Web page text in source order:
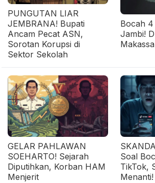
PUNGUTAN LIAR
JEMBRANA! Bupati
Ancam Pecat ASN,
Sorotan Korupsi di
Sektor Sekolah
Bocah 4
Jambi!
GELAR PAHLAWAN
SOEHARTO! Sejarah
Diputihkan, Korban HAM
Menjerit
Soal
TikTok,
Menanti!